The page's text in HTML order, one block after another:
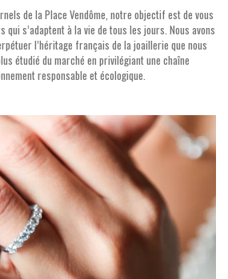
de la Place Vendôme, notre objectif est de vous
s’adaptent à la vie de tous les jours. Nous avons
l’héritage français de la joaillerie que nous
étudié du marché en privilégiant une chaîne
responsable et écologique.